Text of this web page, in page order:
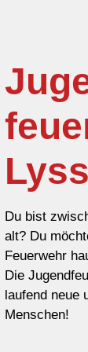
Lyss
Du bist
alt? Du
Feuerwehr
Die
laufend neue
Menschen!